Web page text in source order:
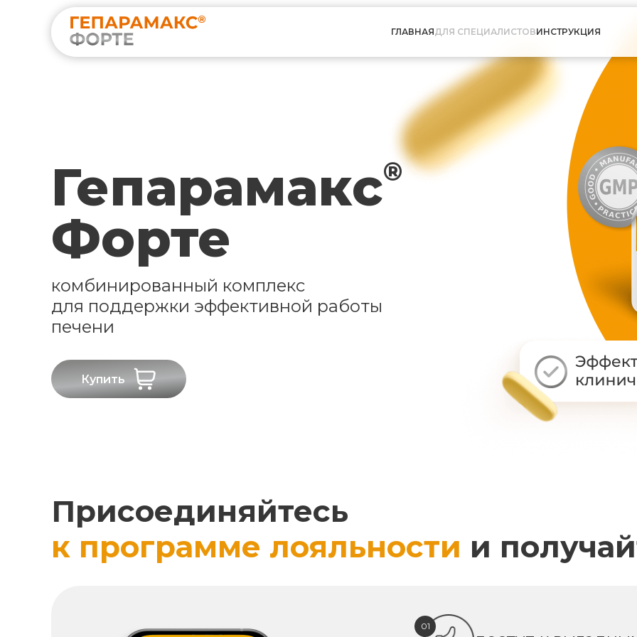
ГЛАВНАЯДЛЯ СПЕЦИАЛИСТОВИНСТРУКЦИЯ
Гепарамакс®
Форте
комбинированный комплекс
для поддержки эффективной работы
печени
Купить
Присоединяйтесь
к программе лояльности и
01